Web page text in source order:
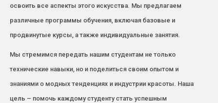
освоить все аспекты этого искусства. Мы предлагаем
различные программы обучения, включая базовые и
продвинутые курсы, а также индивидуальные занятия.
Мы стремимся передать нашим студентам не только
технические навыки, но и поделиться своим опытом и
знаниями о модных тенденциях и индустрии красоты. Наша
цель – помочь каждому студенту стать успешным